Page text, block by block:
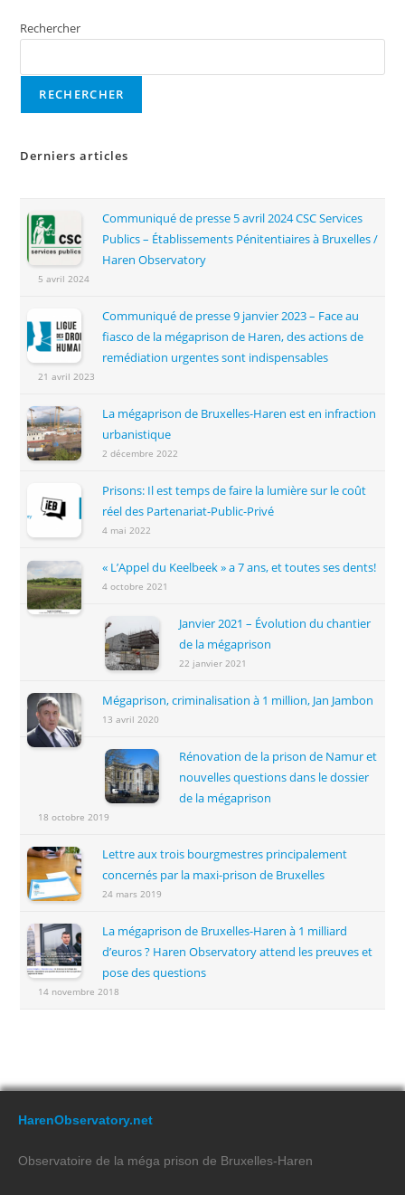
Rechercher
RECHERCHER
Derniers articles
Communiqué de presse 5 avril 2024 CSC Services
Publics – Établissements Pénitentiaires à Bruxelles /
Haren Observatory
5 avril 2024
Communiqué de presse 9 janvier 2023 – Face au
fiasco de la mégaprison de Haren, des actions de
remédiation urgentes sont indispensables
21 avril 2023
La mégaprison de Bruxelles-Haren est en infraction
urbanistique
2 décembre 2022
Prisons: Il est temps de faire la lumière sur le coût
réel des Partenariat-Public-Privé
4 mai 2022
« L’Appel du Keelbeek » a 7 ans, et toutes ses dents!
4 octobre 2021
Janvier 2021 – Évolution du chantier
de la mégaprison
22 janvier 2021
Mégaprison, criminalisation à 1 million, Jan Jambon
13 avril 2020
Rénovation de la prison de Namur et
nouvelles questions dans le dossier
de la mégaprison
18 octobre 2019
Lettre aux trois bourgmestres principalement
concernés par la maxi-prison de Bruxelles
24 mars 2019
La mégaprison de Bruxelles-Haren à 1 milliard
d’euros ? Haren Observatory attend les preuves et
pose des questions
14 novembre 2018
HarenObservatory.net
Observatoire de la méga prison de Bruxelles-Haren